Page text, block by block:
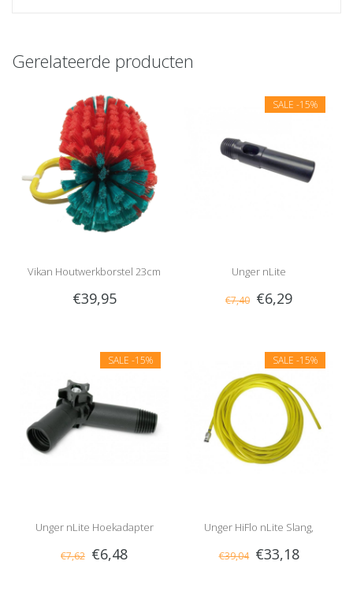
Gerelateerde producten
Vikan Houtwerkborstel 23cm
€39,95
SALE -15%
Unger nLite
Schroefdraadadapter
€7,40 €6,29
SALE -15%
Unger nLite Hoekadapter
€7,62 €6,48
SALE -15%
Unger HiFlo nLite Slang,
Compleet
€39,04 €33,18